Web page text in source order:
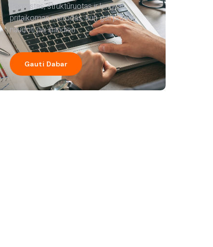
Paprastas, struktūruotas ir lengvai
pritaikomas metodas, kurį gali pradėti
naudoti jau šiandien.
Gauti Dabar